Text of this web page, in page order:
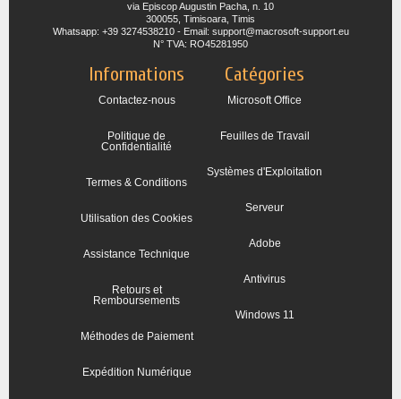
via Episcop Augustin Pacha, n. 10
300055, Timisoara, Timis
Whatsapp: +39 3274538210 - Email: support@macrosoft-support.eu
N° TVA: RO45281950
Informations
Contactez-nous
Politique de
Confidentialité
Termes & Conditions
Utilisation des Cookies
Assistance Technique
Retours et
Remboursements
Méthodes de Paiement
Expédition Numérique
Catégories
Microsoft Office
Feuilles de Travail
Systèmes d'Exploitation
Serveur
Adobe
Antivirus
Windows 11